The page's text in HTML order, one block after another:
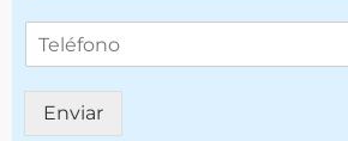
Enviar